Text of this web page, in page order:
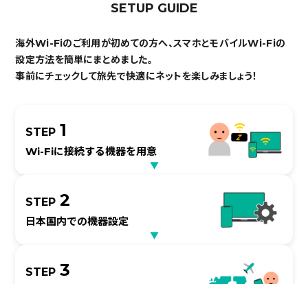
SETUP GUIDE
海外Wi-Fiのご利用が初めての方へ、スマホとモバイルWi-Fiの
設定方法を簡単にまとめました。
事前にチェックして旅先で快適にネットを楽しみましょう！
STEP 1
Wi-Fiに接続する機器を用意
▼
STEP 2
日本国内での機器設定
▼
STEP 3